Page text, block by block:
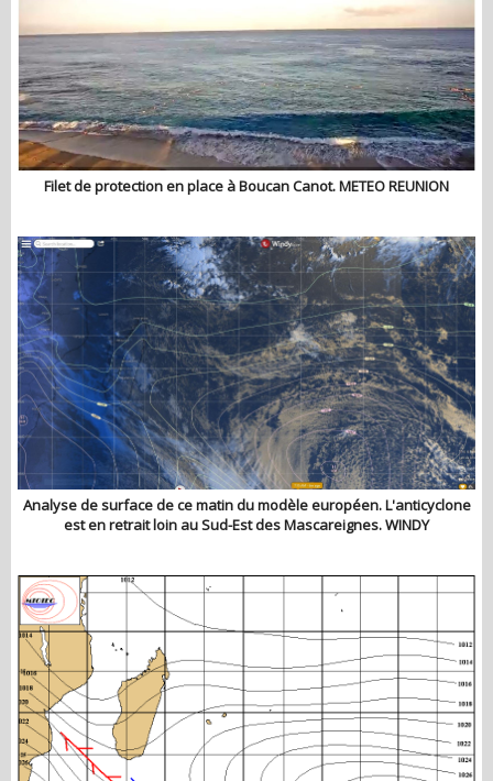
Filet de protection en place à Boucan Canot. METEO REUNION
Analyse de surface de ce matin du modèle européen. L'anticyclone
est en retrait loin au Sud-Est des Mascareignes. WINDY